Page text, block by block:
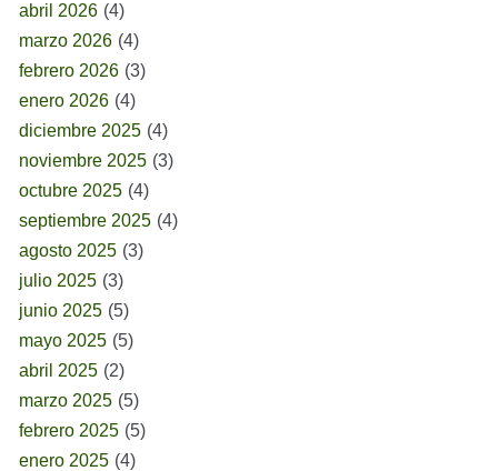
abril 2026 (4)
marzo 2026 (4)
febrero 2026 (3)
enero 2026 (4)
diciembre 2025 (4)
noviembre 2025 (3)
octubre 2025 (4)
septiembre 2025 (4)
agosto 2025 (3)
julio 2025 (3)
junio 2025 (5)
mayo 2025 (5)
abril 2025 (2)
marzo 2025 (5)
febrero 2025 (5)
enero 2025 (4)